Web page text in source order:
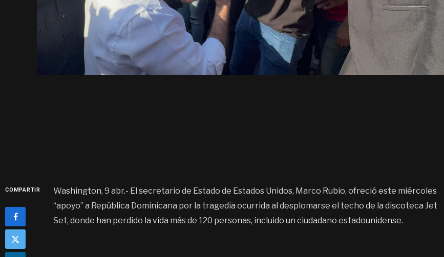
COMPARTIR
Washington, 9 abr.- El secretario de Estado de Estados Unidos, Marco Rubio, ofreció este miércoles
“apoyo” a República Dominicana por la tragedia ocurrida al desplomarse el techo de la discoteca Jet
Set, donde han perdido la vida más de 120 personas, incluido un ciudadano estadounidense.